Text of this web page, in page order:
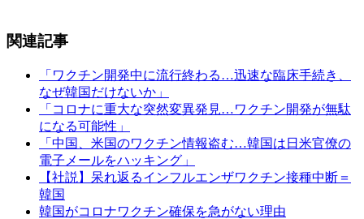
関連記事
「ワクチン開発中に流行終わる…迅速な臨床手続き、
なぜ韓国だけないか」
「コロナに重大な突然変異発見…ワクチン開発が無駄
になる可能性」
「中国、米国のワクチン情報盗む…韓国は日米官僚の
電子メールをハッキング」
【社説】呆れ返るインフルエンザワクチン接種中断＝
韓国
韓国がコロナワクチン確保を急がない理由